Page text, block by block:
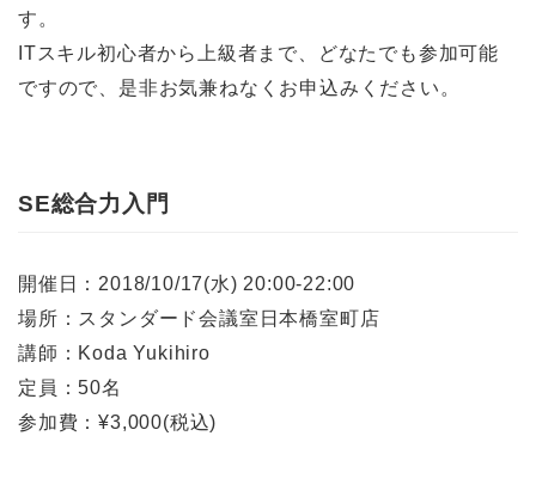
す。
ITスキル初心者から上級者まで、どなたでも参加可能
ですので、是非お気兼ねなくお申込みください。
SE総合力入門
開催日：2018/10/17(水) 20:00-22:00
場所：スタンダード会議室日本橋室町店
講師：Koda Yukihiro
定員：50名
参加費：¥3,000(税込)